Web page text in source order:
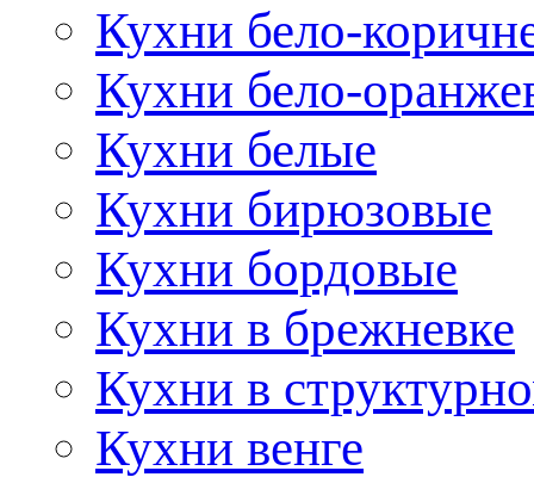
Кухни бело-
Кухни бело-
Кухни белые
Кухни бирюзовые
Кухни бордовые
Кухни в брежневке
Кухни в
Кухни венге